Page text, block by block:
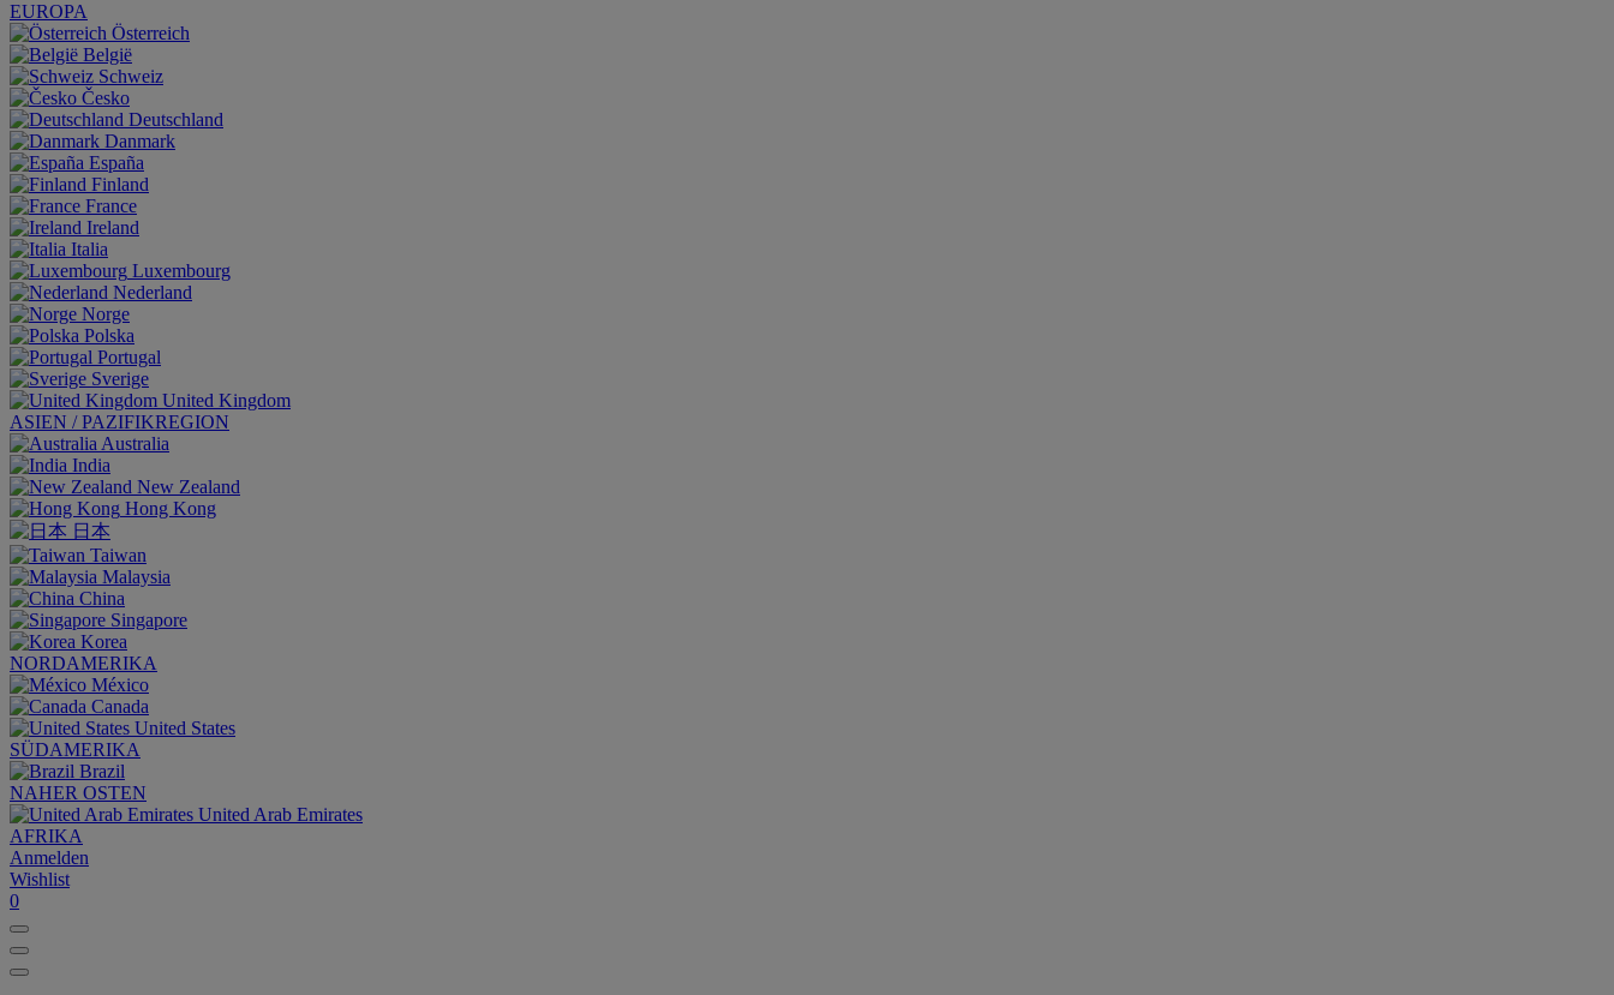
EUROPA
Österreich
België
Schweiz
Česko
Deutschland
Danmark
España
Finland
France
Ireland
Italia
Luxembourg
Nederland
Norge
Polska
Portugal
Sverige
United Kingdom
ASIEN / PAZIFIKREGION
Australia
India
New Zealand
Hong Kong
日本
Taiwan
Malaysia
China
Singapore
Korea
NORDAMERIKA
México
Canada
United States
SÜDAMERIKA
Brazil
NAHER OSTEN
United Arab Emirates
AFRIKA
Anmelden
Wishlist
0